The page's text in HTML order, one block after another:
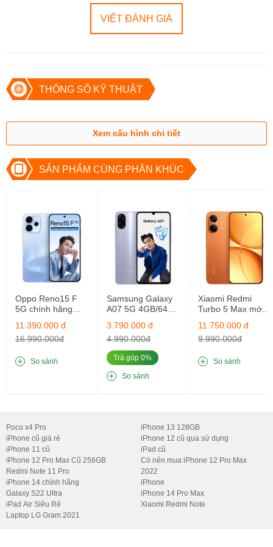
xuyên di chuyển hoặc làm việc trong môi trường không lý tưởng.
2. Màn Hình LTPO AMOLED Đỉnh Cao
Công nghệ LTPO AMOLED:Hỗ trợ 1 tỷ màu, Dolby Vision và
HDR10+, mang lại hình ảnh sắc nét, sống động và chân thực.
~89.8% diện tích mặt trước.
ánh sáng mặt trời.
Tần số quét cao giúp các thao tác vuốt chạm mượt mà hơn, đồng
thời cải thiện trải nghiệm xem video và chơi game.
Đánh giá cá nhân:
Màn hình của Oppo Find X8 Pro 5G xứng
đáng nằm trong top đầu của phân khúc flagship. Khả năng tái tạo
màu sắc tuyệt vời cùng độ sáng cao giúp thiết bị vượt trội khi sử
dụng ngoài trời. Tần số quét 120Hz là điểm cộng lớn, đặc biệt khi
chơi các tựa game cần phản hồi nhanh.
3. Hiệu Năng Đỉnh Cao Với MediaTek
Dimensity 9400
Cortex-X4 và 4 lõi Cortex-A720, đảm bảo xử lý mượt mà mọi
tác vụ.
GPU Immortalis-G925:
Hỗ trợ đồ họa cao cấp, mang lại trải
nghiệm chơi game mượt mà và xử lý đồ họa chuyên sâu.
Bộ nhớ khủng
VIẾT ĐÁNH GIÁ
THÔNG SỐ KỸ THUẬT
Xem cấu hình chi tiết
SẢN PHẨM CÙNG PHÂN KHÚC
Oppo Reno15 F
5G chính hãng
12GB/256GB
11.390.000 đ
16.990.000đ
So sánh
Samsung Galaxy
A07 5G 4GB/64GB
3.790.000 đ
4.990.000đ
Trả góp 0%
So sánh
Xiaomi Redmi
Turbo 5 Max mới
16GB/256GB
11.750.000 đ
9.990.000đ
So sánh
Poco x4 Pro
iPhone cũ giá rẻ
iPhone 11 cũ
iPhone 12 Pro Max Cũ 256GB
Redmi Note 11 Pro
iPhone 14 chính hãng
Galaxy S22 Ultra
iPad Air Siêu Rẻ
Laptop LG Gram 2021
iPhone 13 128GB
iPhone 12 cũ qua sử dụng
iPad cũ
Có nên mua iPhone 12 Pro Max
2022
iPhone
iPhone 14 Pro Max
Xiaomi Redmi Note